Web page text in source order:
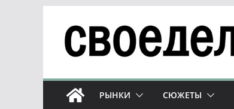
содержимому
РЫНКИ СЮЖЕТЫ